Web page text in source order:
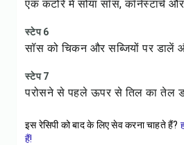
एक कटोरे में सोया सॉस, कॉर्नस्टार्च
स्टेप 6
सॉस को चिकन और सब्जियों पर डालें
स्टेप 7
परोसने से पहले ऊपर से तिल का तेल
इस रेसिपी को बाद के लिए सेव करना चाहते हैं?
हैं!